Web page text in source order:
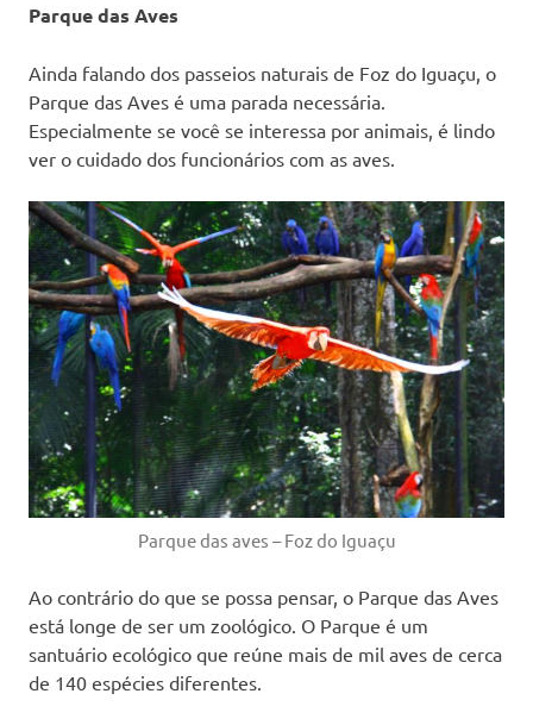
Parque das Aves
Ainda falando dos passeios naturais de Foz do Iguaçu, o
Parque das Aves é uma parada necessária.
Especialmente se você se interessa por animais, é lindo
ver o cuidado dos funcionários com as aves.
Parque das aves – Foz do Iguaçu
Ao contrário do que se possa pensar, o Parque das Aves
está longe de ser um zoológico. O Parque é um
santuário ecológico que reúne mais de mil aves de cerca
de 140 espécies diferentes.